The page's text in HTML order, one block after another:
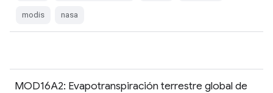
modis nasa
MOD16A2: Evapotranspiración terrestre global de